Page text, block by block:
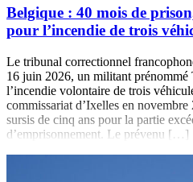
Belgique : 40 mois de
pour l’incendie de trois
Le tribunal correctionnel
16 juin 2026, un militant prénommé
l’incendie volontaire de trois
commissariat d’Ixelles en novembre
sursis de cinq ans pour la partie
d’emprisonnement. Le prévenu […]